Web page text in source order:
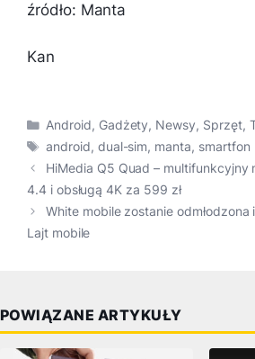
źródło: Manta
Kan
Kategorie
Android, Gadżety, Newsy, Sprzęt,
Tagi
android, dual-sim, manta, smartfon
HiMedia Q5 Quad – multifunkcyjny
4.4 i obsługą 4K za 599 zł
White mobile zostanie
Lajt mobile
POWIĄZANE ARTYKUŁY